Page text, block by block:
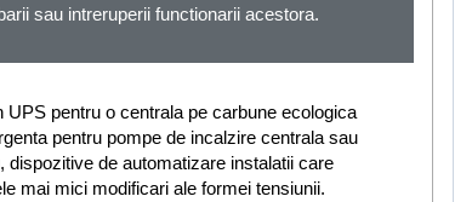
sau intreruperii functionarii acestora.
pentru o centrala pe carbune ecologica
pentru pompe de incalzire centrala sau
de automatizare instalatii care
mai mici modificari ale formei tensiunii.